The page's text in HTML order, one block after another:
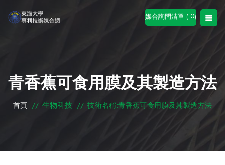
媒合詢問清單 ( 0)
青香蕉可食用膜及其製造方法
首頁 // 生物科技 // 技術名稱:青香蕉可食用膜及其製造方法